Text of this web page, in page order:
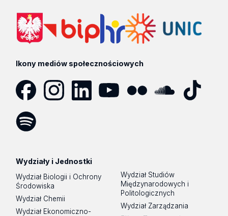
Ikony mediów społecznościowych
Wydziały i Jednostki
Wydział Biologii i Ochrony
Środowiska
Wydział Chemii
Wydział Ekonomiczno-
Wydział Studiów
Międzynarodowych i
Politologicznych
Wydział Zarządzania